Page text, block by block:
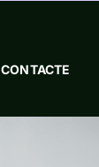
CONTACTE